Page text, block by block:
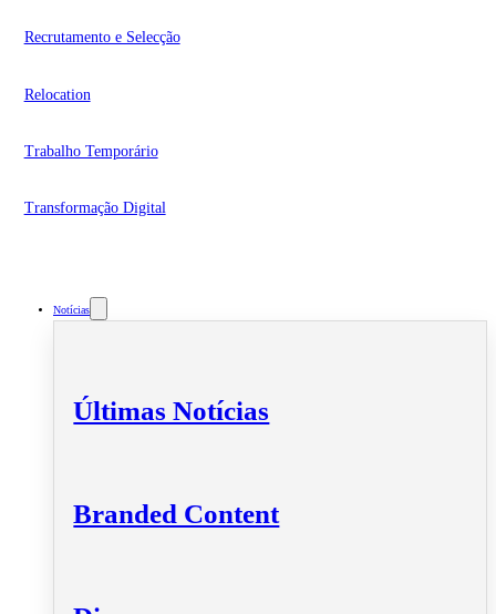
Recrutamento e Selecção
Relocation
Trabalho Temporário
Transformação Digital
Notícias
Últimas Notícias
Branded Content